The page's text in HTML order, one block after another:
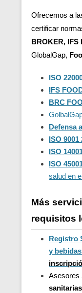
Ofrecemos a
certificar
BROKER, IFS
GlobalGap,
ISO
IFS
BRC
Defensa
ISO 9001
ISO
ISO
salud en
Más
requisitos
Registro
y bebidas
Asesores